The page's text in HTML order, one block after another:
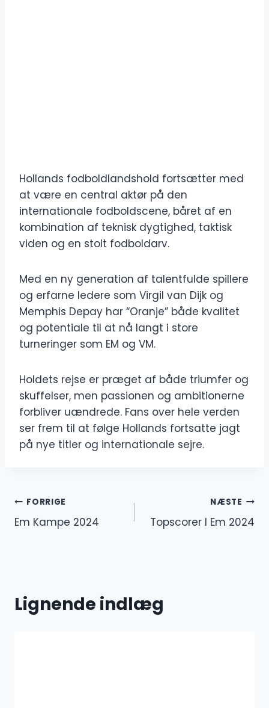
Hollands fodboldlandshold fortsætter med
at være en central aktør på den
internationale fodboldscene, båret af en
kombination af teknisk dygtighed, taktisk
viden og en stolt fodboldarv.
Med en ny generation af talentfulde spillere
og erfarne ledere som Virgil van Dijk og
Memphis Depay har “Oranje” både kvalitet
og potentiale til at nå langt i store
turneringer som EM og VM.
Holdets rejse er præget af både triumfer og
skuffelser, men passionen og ambitionerne
forbliver uændrede. Fans over hele verden
ser frem til at følge Hollands fortsatte jagt
på nye titler og internationale sejre.
Indlægsnavigation
FORRIGE
Em Kampe 2024
NÆSTE
Topscorer I Em 2024
Lignende indlæg